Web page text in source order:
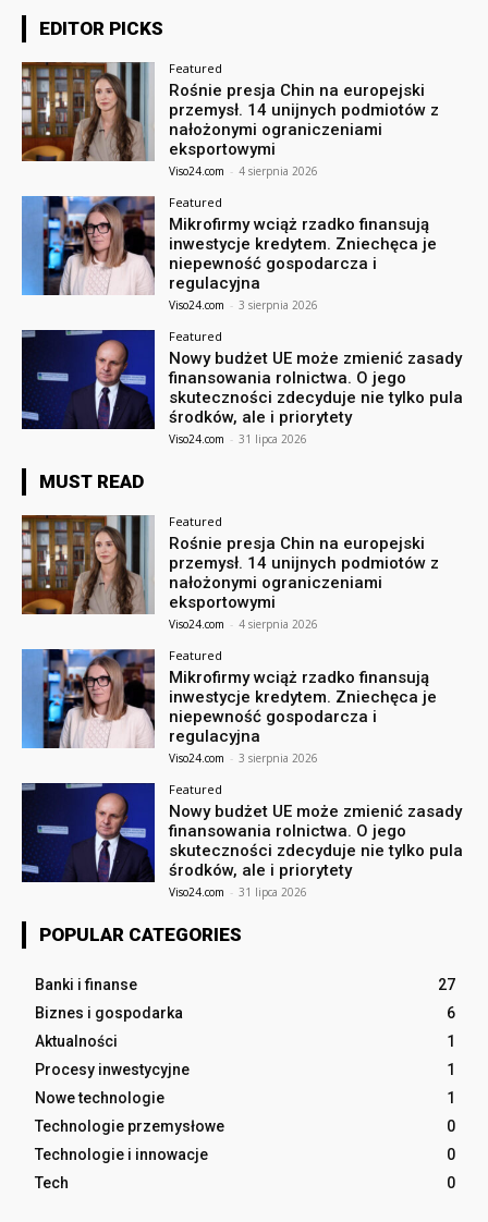
EDITOR PICKS
Featured
Rośnie presja Chin na europejski
przemysł. 14 unijnych podmiotów z
nałożonymi ograniczeniami
eksportowymi
Viso24.com - 4 sierpnia 2026
Featured
Mikrofirmy wciąż rzadko finansują
inwestycje kredytem. Zniechęca je
niepewność gospodarcza i
regulacyjna
Viso24.com - 3 sierpnia 2026
Featured
Nowy budżet UE może zmienić zasady
finansowania rolnictwa. O jego
skuteczności zdecyduje nie tylko pula
środków, ale i priorytety
Viso24.com - 31 lipca 2026
MUST READ
Featured
Rośnie presja Chin na europejski
przemysł. 14 unijnych podmiotów z
nałożonymi ograniczeniami
eksportowymi
Viso24.com - 4 sierpnia 2026
Featured
Mikrofirmy wciąż rzadko finansują
inwestycje kredytem. Zniechęca je
niepewność gospodarcza i
regulacyjna
Viso24.com - 3 sierpnia 2026
Featured
Nowy budżet UE może zmienić zasady
finansowania rolnictwa. O jego
skuteczności zdecyduje nie tylko pula
środków, ale i priorytety
Viso24.com - 31 lipca 2026
POPULAR CATEGORIES
Banki i finanse
27
Biznes i gospodarka
6
Aktualności
1
Procesy inwestycyjne
1
Nowe technologie
1
Technologie przemysłowe
0
Technologie i innowacje
0
Tech
0